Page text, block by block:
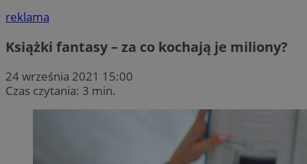
reklama
Książki fantasy – za co kochają je miliony?
24 września 2021 15:00
Czas czytania: 3 min.